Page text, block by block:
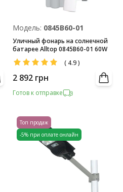
Модель: 0845B60-01
Уличный фонарь на солнечной
батарее Alltop 0845B60-01 60W
( 4.9)
2 892 грн
Готов к отправке
Топ продаж
-5% при оплате онлайн